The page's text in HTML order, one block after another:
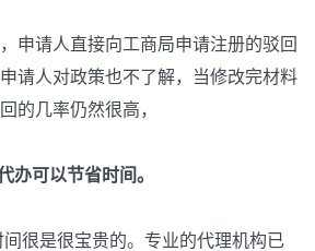
请人直接向工商局申请注册的驳回
请人对政策也不了解，当修改完材料
的几率仍然很高，
办可以节省时间。
是很宝贵的。专业的代理机构已